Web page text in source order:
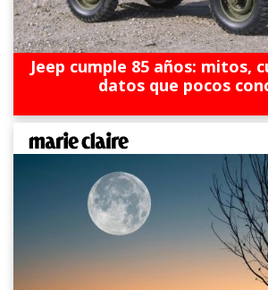
Jeep cumple 85 años: mitos,
datos que pocos